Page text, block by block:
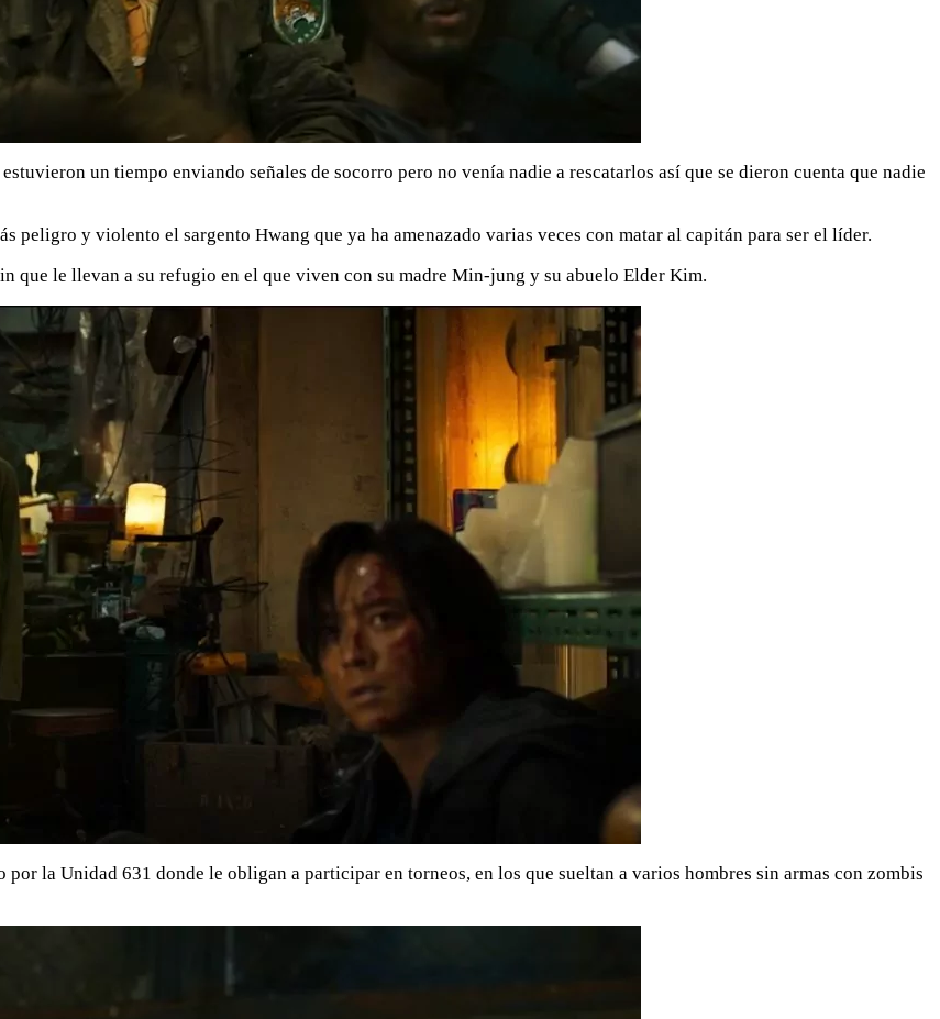
un tiempo enviando señales de socorro pero no venía nadie a rescatarlos así que se dieron cuenta que nadie
peligro y violento el sargento Hwang que ya ha amenazado varias veces con matar al capitán para ser el líder.
que le llevan a su refugio en el que viven con su madre Min-jung y su abuelo Elder Kim.
la Unidad 631 donde le obligan a participar en torneos, en los que sueltan a varios hombres sin armas con zombis